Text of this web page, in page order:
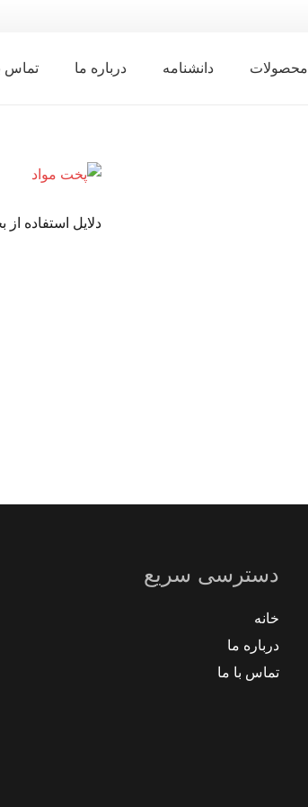
محصولات دانشنامه درباره ما تماس
دلایل استفاده
دسترسی سریع
خانه
درباره ما
تماس با ما